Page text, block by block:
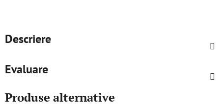
Descriere
Evaluare
Produse alternative